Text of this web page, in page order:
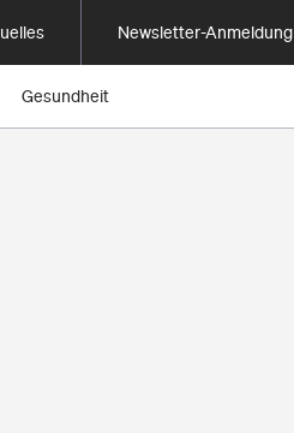
Newsletter-Anmeldung
Gesundheit